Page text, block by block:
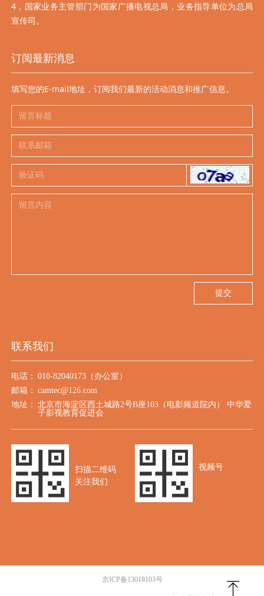
4，国家业务主管部门为国家广播电视总局，业务指导单位为总局
宣传司。
订阅最新消息
填写您的E-mail地址，订阅我们最新的活动消息和推广信息。
提交
联系我们
电话： 010-82040173（办公室）
邮箱： camtec@126.com
地址： 北京市海淀区西土城路2号B座103（电影频道院内） 中华爱
子影视教育促进会
扫描二维码
关注我们
视频号
京ICP备13018103号 ꁸ